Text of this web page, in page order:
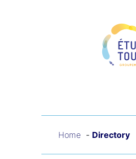
Home Directory